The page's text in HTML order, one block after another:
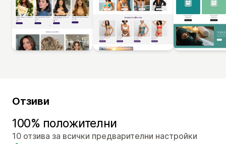
Отзиви
100% положителни
10 отзива за всички предварителни настройки